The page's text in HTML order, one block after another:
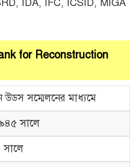
IDA, IFC, ICSID, MIGA
for Reconstruction
উডস সম্মেলনের মাধ্যমে
সালে